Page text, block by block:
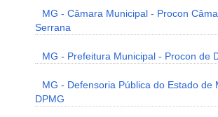
MG - Câmara Municipal - Procon
Serrana
MG - Prefeitura Municipal - Procon de
MG - Defensoria Pública do Estado de
DPMG